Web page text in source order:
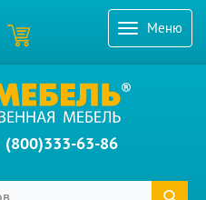
Меню
(800)333-63-86